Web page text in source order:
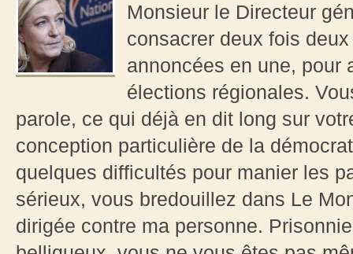
Monsieur le Directeur
consacrer deux fois
annoncées en une, pour
élections régionales.
parole, ce qui déjà en dit long sur
conception particulière de la
quelques difficultés pour manier les
sérieux, vous bredouillez dans Le
dirigée contre ma personne.